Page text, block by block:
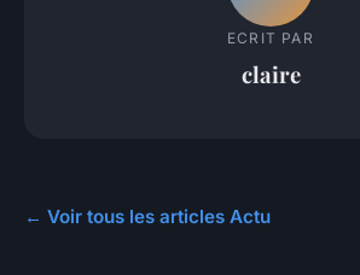
ECRIT PAR
claire
← Voir tous les articles Actu